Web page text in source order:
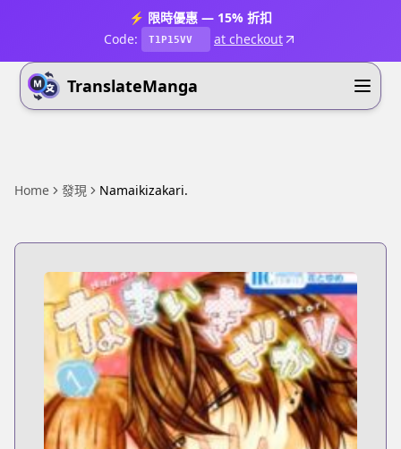
⚡ 限時優惠 — 15% 折扣
Code:
T1P15VV at checkout
TranslateManga
Home 發現 Namaikizakari.